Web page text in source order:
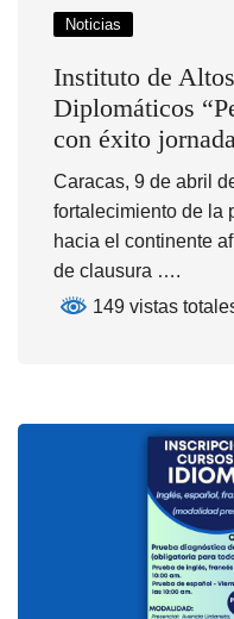
Noticias
Instituto de
Diplomáticos
con éxito
Caracas, 9 de abril
fortalecimiento de la
hacia el continente
de clausura ….
149 vistas